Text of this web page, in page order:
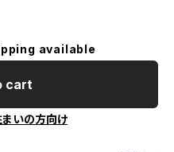
available
cart
いの方向け